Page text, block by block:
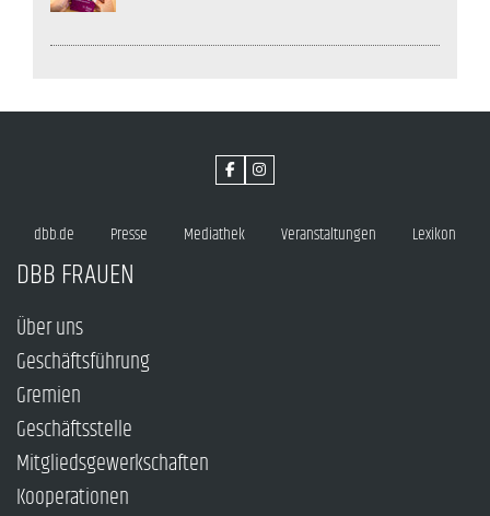
dbb.de Presse Mediathek Veranstaltungen Lexikon
DBB FRAUEN
Über uns
Geschäftsführung
Gremien
Geschäftsstelle
Mitgliedsgewerkschaften
Kooperationen